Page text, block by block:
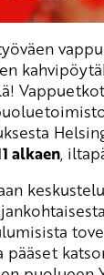
alkaen ,
pääset